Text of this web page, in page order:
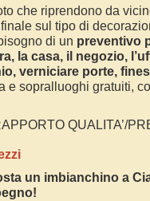
che riprendono da
sul tipo di
di un preventivo
la casa, il negozio,
verniciare porte,
e sopralluoghi gratuiti,
QUALITA’/
un imbianchino a